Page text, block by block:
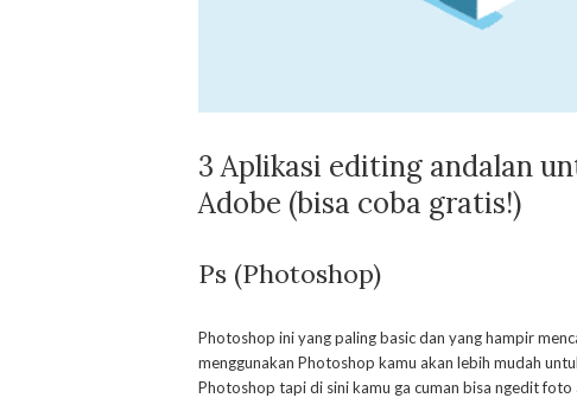
3 Aplikasi editing andalan
Adobe (bisa coba gratis!)
Ps (Photoshop)
Photoshop ini yang paling basic dan yang hampir
menggunakan Photoshop kamu akan lebih mudah
Photoshop tapi di sini kamu ga cuman bisa ngedit